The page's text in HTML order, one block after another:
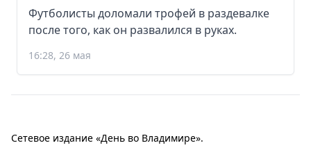
Футболисты доломали трофей в раздевалке
после того, как он развалился в руках.
16:28, 26 мая
Сетевое издание «День во Владимире».